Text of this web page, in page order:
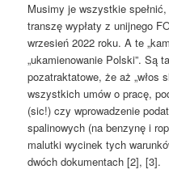
Musimy je wszystkie
transzę wypłaty z unijnego
wrzesień 2022 roku. A te
„ukamienowanie Polski”. Są
pozatraktatowe, że aż „włos
wszystkich umów o pracę,
(sic!) czy wprowadzenie
spalinowych (na benzynę i
malutki wycinek tych
dwóch dokumentach [2], [3].